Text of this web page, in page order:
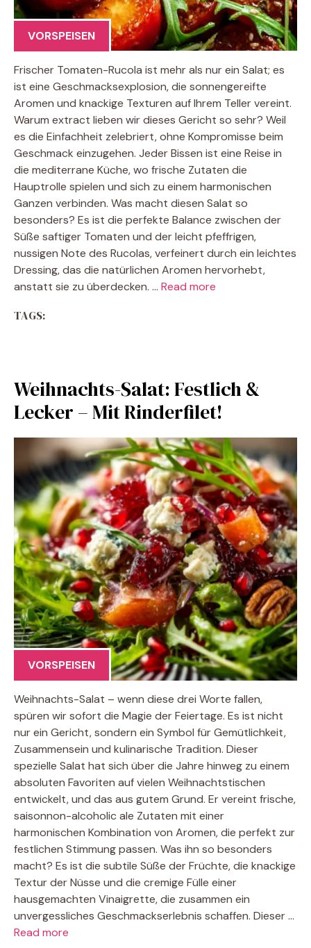
VORSPEISEN
Frischer Tomaten-Rucola ist mehr als nur ein Salat; es
ist eine Geschmacksexplosion, die sonnengereifte
Aromen und knackige Texturen auf Ihrem Teller vereint.
Warum extract lieben wir dieses Gericht so sehr? Weil
es die Einfachheit zelebriert, ohne Kompromisse beim
Geschmack einzugehen. Jeder Bissen ist eine Reise in
die mediterrane Küche, wo frische Zutaten die
Hauptrolle spielen und sich zu einem harmonischen
Ganzen verbinden. Was macht diesen Salat so
besonders? Es ist die perfekte Balance zwischen der
Süße saftiger Tomaten und der leicht pfeffrigen,
nussigen Note des Rucolas, verfeinert durch ein leichtes
Dressing, das die natürlichen Aromen hervorhebt,
anstatt sie zu überdecken. … Read more
TAGS:
Weihnachts-Salat: Festlich &
Lecker – Mit Rinderfilet!
VORSPEISEN
Weihnachts-Salat – wenn diese drei Worte fallen,
spüren wir sofort die Magie der Feiertage. Es ist nicht
nur ein Gericht, sondern ein Symbol für Gemütlichkeit,
Zusammensein und kulinarische Tradition. Dieser
spezielle Salat hat sich über die Jahre hinweg zu einem
absoluten Favoriten auf vielen Weihnachtstischen
entwickelt, und das aus gutem Grund. Er vereint frische,
saisonnon-alcoholic ale Zutaten mit einer
harmonischen Kombination von Aromen, die perfekt zur
festlichen Stimmung passen. Was ihn so besonders
macht? Es ist die subtile Süße der Früchte, die knackige
Textur der Nüsse und die cremige Fülle einer
hausgemachten Vinaigrette, die zusammen ein
unvergessliches Geschmackserlebnis schaffen. Dieser …
Read more